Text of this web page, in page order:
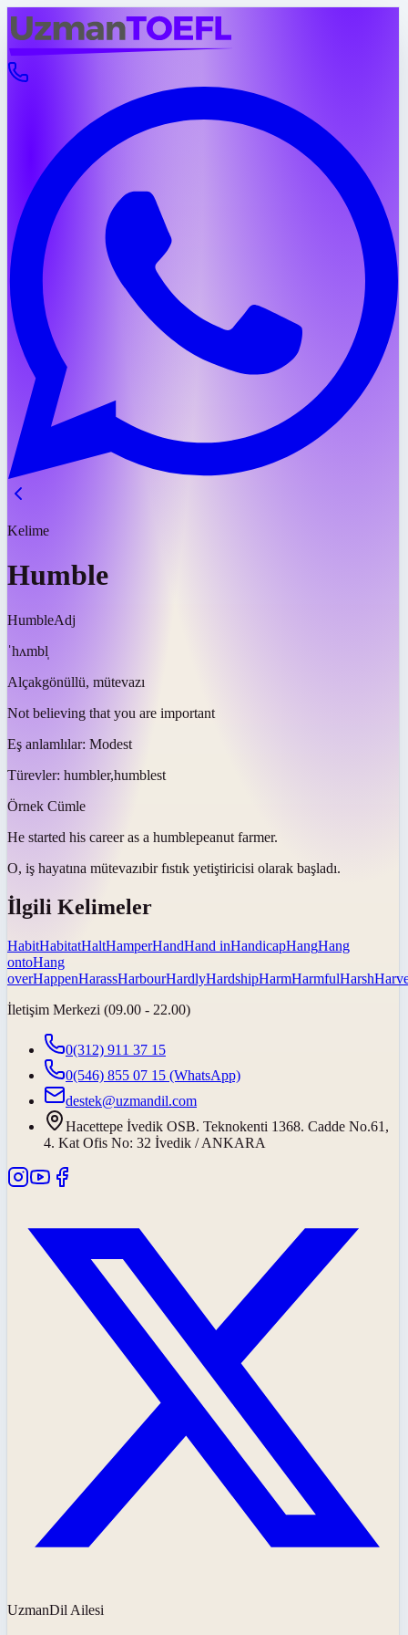
Kelime
Humble
HumbleAdj
ˈhʌmbl̩
Alçakgönüllü, mütevazı
Not believing that you are important
Eş anlamlılar: Modest
Türevler: humbler,humblest
Örnek Cümle
He started his career as a humblepeanut farmer.
O, iş hayatına mütevazıbir fıstık yetiştiricisi olarak başladı.
İlgili Kelimeler
HabitHabitatHaltHamperHandHand inHandicapHangHang
ontoHang
overHappenHarassHarbourHardlyHardshipHarmHarmfulHarsh
İletişim Merkezi (09.00 - 22.00)
0(312) 911 37 15
0(546) 855 07 15 (WhatsApp)
destek@uzmandil.com
Hacettepe İvedik OSB. Teknokenti 1368. Cadde No.61,
4. Kat Ofis No: 32 İvedik / ANKARA
UzmanDil Ailesi